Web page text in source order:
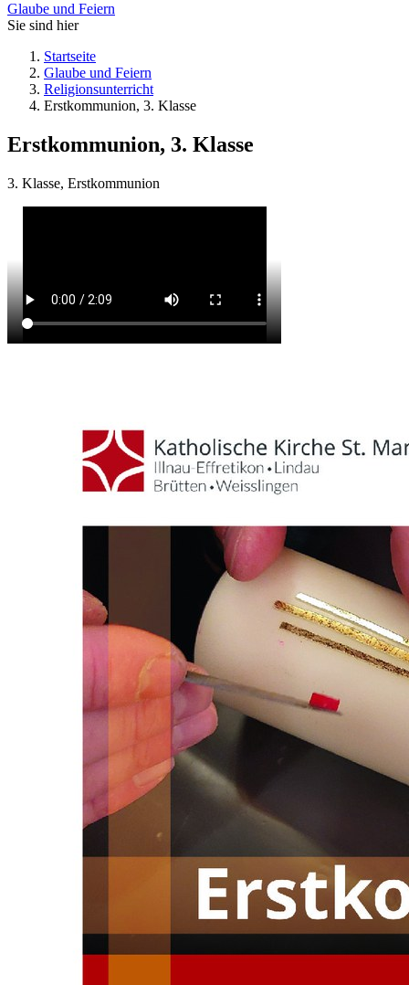
Glaube und Feiern
Sie sind hier
Startseite
Glaube und Feiern
Religionsunterricht
Erstkommunion, 3. Klasse
Erstkommunion, 3. Klasse
3. Klasse, Erstkommunion